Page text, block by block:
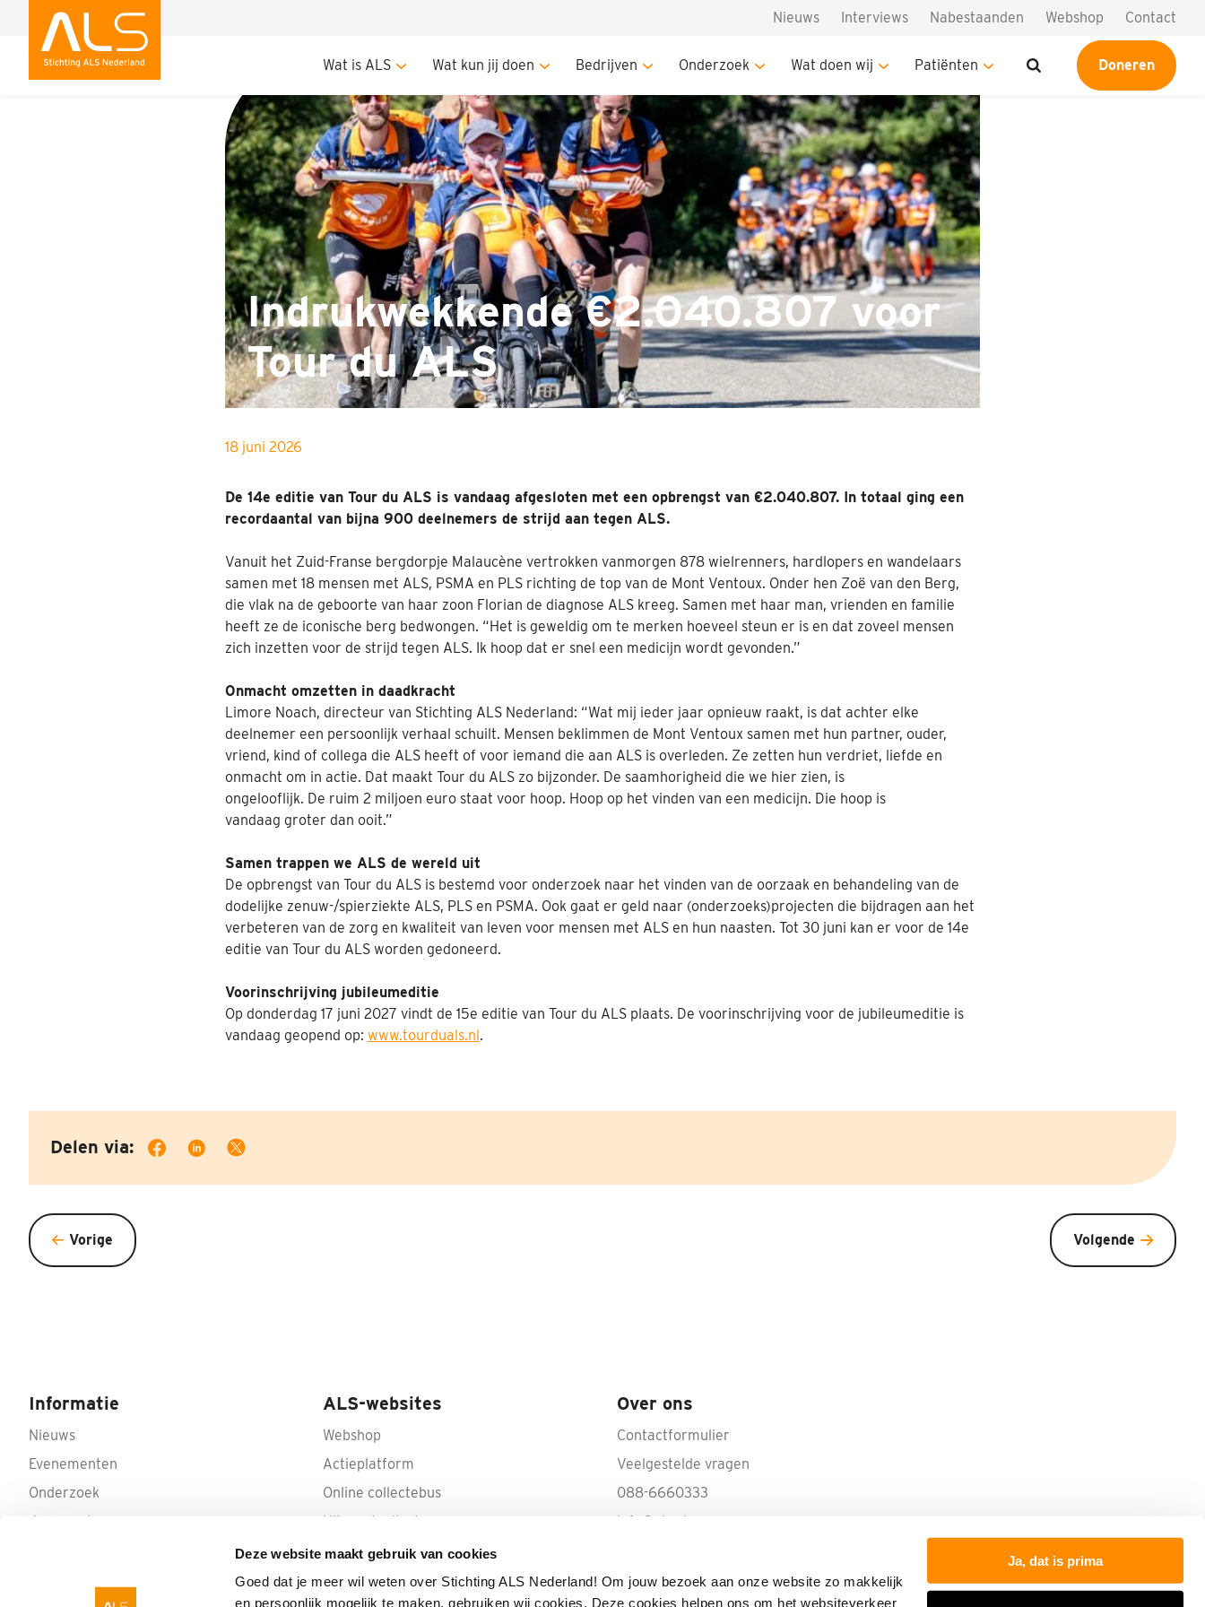
Deze website maakt gebruik van cookies
Goed dat je meer wil weten over Stichting ALS Nederland! Om jouw bezoek aan onze website zo makkelijk
en persoonlijk mogelijk te maken, gebruiken wij cookies. Deze cookies helpen ons om het websiteverkeer
Ja, dat is prima
Wat is ALS Wat kun jij doen Bedrijven Onderzoek Wat doen wij Patiënten Doneren
Nieuws Interviews Nabestaanden Webshop
Contact
Indrukwekkende €2.040.807 voor
Tour du ALS
18 juni 2026
De 14e editie van Tour du ALS is vandaag afgesloten met een opbrengst van €2.040.807. In totaal ging een
recordaantal van bijna 900 deelnemers de strijd aan tegen ALS.
Vanuit het Zuid-Franse bergdorpje Malaucène vertrokken vanmorgen 878 wielrenners, hardlopers en wandelaars
samen met 18 mensen met ALS, PSMA en PLS richting de top van de Mont Ventoux. Onder hen Zoë van den Berg,
die vlak na de geboorte van haar zoon Florian de diagnose ALS kreeg. Samen met haar man, vrienden en familie
heeft ze de iconische berg bedwongen. “Het is geweldig om te merken hoeveel steun er is en dat zoveel mensen
zich inzetten voor de strijd tegen ALS. Ik hoop dat er snel een medicijn wordt gevonden.”
Onmacht omzetten in daadkracht
Limore Noach, directeur van Stichting ALS Nederland: “Wat mij ieder jaar opnieuw raakt, is dat achter elke
deelnemer een persoonlijk verhaal schuilt. Mensen beklimmen de Mont Ventoux samen met hun partner, ouder,
vriend, kind of collega die ALS heeft of voor iemand die aan ALS is overleden. Ze zetten hun verdriet, liefde en
onmacht om in actie. Dat maakt Tour du ALS zo bijzonder. De saamhorigheid die we hier zien, is
ongelooflijk. De ruim 2 miljoen euro staat voor hoop. Hoop op het vinden van een medicijn. Die hoop is
vandaag groter dan ooit.”
Samen trappen we ALS de wereld uit
De opbrengst van Tour du ALS is bestemd voor onderzoek naar het vinden van de oorzaak en behandeling van de
dodelijke zenuw-/spierziekte ALS, PLS en PSMA. Ook gaat er geld naar (onderzoeks)projecten die bijdragen aan het
verbeteren van de zorg en kwaliteit van leven voor mensen met ALS en hun naasten. Tot 30 juni kan er voor de 14e
editie van Tour du ALS worden gedoneerd.
Voorinschrijving jubileumeditie
Op donderdag 17 juni 2027 vindt de 15e editie van Tour du ALS plaats. De voorinschrijving voor de jubileumeditie is
vandaag geopend op: www.tourduals.nl.
Delen via:
Vorige Volgende
Informatie
Nieuws
Evenementen
Onderzoek
Jaarverslagen
ALS-websites
Webshop
Actieplatform
Online collectebus
Uitvaartcollecte
Over ons
Contactformulier
Veelgestelde vragen
088-6660333
info@als.nl